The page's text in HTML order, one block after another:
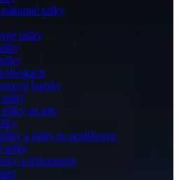
tašky
tašky
batohy
tašky
na telo
a tašky to posilňovne
tašky
a dokumenty